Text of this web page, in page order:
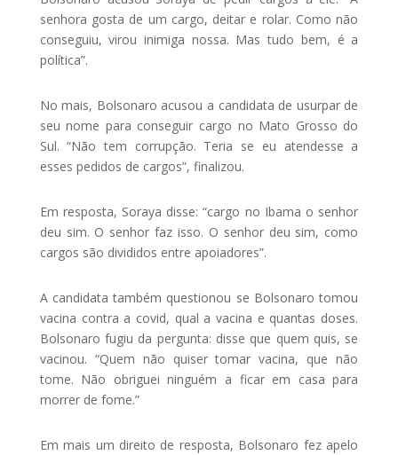
senhora gosta de um cargo, deitar e rolar. Como não
conseguiu, virou inimiga nossa. Mas tudo bem, é a
política”.
No mais, Bolsonaro acusou a candidata de usurpar de
seu nome para conseguir cargo no Mato Grosso do
Sul. “Não tem corrupção. Teria se eu atendesse a
esses pedidos de cargos”, finalizou.
Em resposta, Soraya disse: “cargo no Ibama o senhor
deu sim. O senhor faz isso. O senhor deu sim, como
cargos são divididos entre apoiadores”.
A candidata também questionou se Bolsonaro tomou
vacina contra a covid, qual a vacina e quantas doses.
Bolsonaro fugiu da pergunta: disse que quem quis, se
vacinou. “Quem não quiser tomar vacina, que não
tome. Não obriguei ninguém a ficar em casa para
morrer de fome.”
Em mais um direito de resposta, Bolsonaro fez apelo